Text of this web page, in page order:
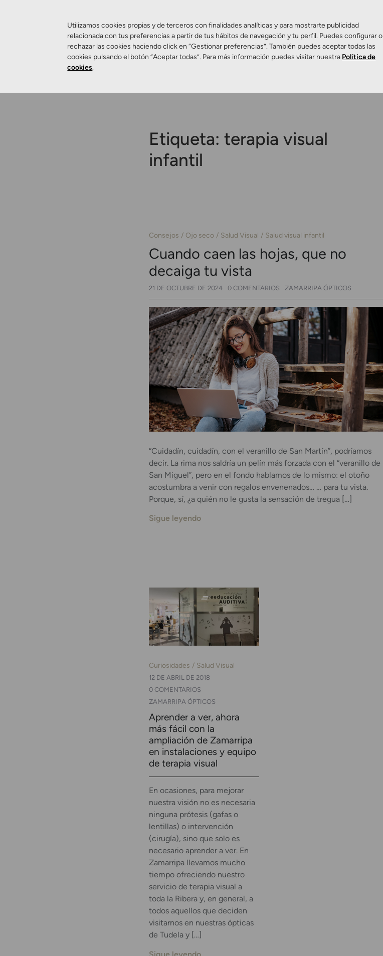
Salud Visual Ojo seco Control de miopía
Etiqueta: terapia visual
infantil
Consejos Ojo seco Salud Visual Salud visual infantil
Cuando caen las hojas, que no
decaiga tu vista
21 DE OCTUBRE DE 2024 0 COMENTARIOS ZAMARRIPA ÓPTICOS
“Cuidadín, cuidadín, con el veranillo de San Martín”, podríamos
decir. La rima nos saldría un pelín más forzada con el “veranillo de
San Miguel”, pero en el fondo hablamos de lo mismo: el otoño
acostumbra a venir con regalos envenenados… … para tu vista.
Porque, sí, ¿a quién no le gusta la sensación de tregua […]
Sigue leyendo
Curiosidades Salud Visual
12 DE ABRIL DE 2018
0 COMENTARIOS
ZAMARRIPA ÓPTICOS
Aprender a ver, ahora
más fácil con la
ampliación de Zamarripa
en instalaciones y equipo
de terapia visual
En ocasiones, para mejorar
nuestra visión no es necesaria
ninguna prótesis (gafas o
lentillas) o intervención
(cirugía), sino que solo es
necesario aprender a ver. En
Zamarripa llevamos mucho
tiempo ofreciendo nuestro
servicio de terapia visual a
toda la Ribera y, en general, a
todos aquellos que deciden
visitarnos en nuestras ópticas
de Tudela y […]
Sigue leyendo
Utilizamos cookies propias y de terceros con finalidades analíticas y para mostrarte publicidad
relacionada con tus preferencias a partir de tus hábitos de navegación y tu perfil. Puedes configurar o
rechazar las cookies haciendo click en “Gestionar preferencias”. También puedes aceptar todas las
cookies pulsando el botón “Aceptar todas”. Para más información puedes visitar nuestra Política de
cookies.